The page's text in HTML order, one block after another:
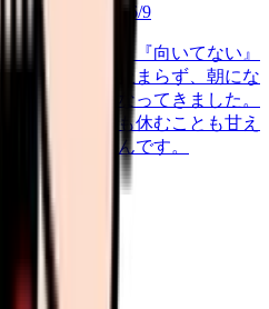
harassment 2026/6/9
『辞めれば』『向いてない』
近づくと涙が止まらず、朝にな
を通らなくなってきました。
がします。でも休むことも甘え
分からないんです。
か？